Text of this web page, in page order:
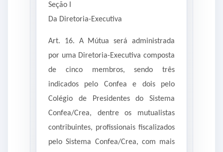
Seção I
Da Diretoria-Executiva
Art. 16. A Mútua será administrada
por uma Diretoria-Executiva composta
de cinco membros, sendo três
indicados pelo Confea e dois pelo
Colégio de Presidentes do Sistema
Confea/Crea, dentre os mutualistas
contribuintes, profissionais fiscalizados
pelo Sistema Confea/Crea, com mais